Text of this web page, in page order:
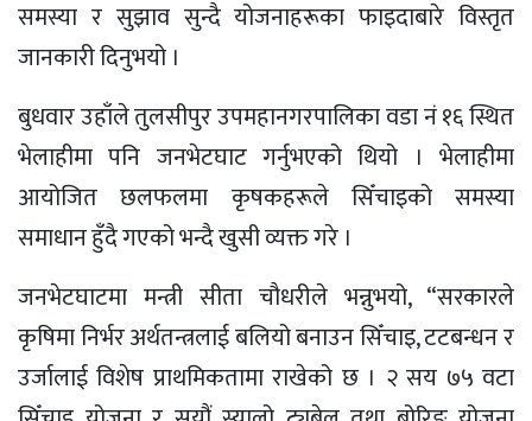
समस्या र सुझाव सुन्दै योजनाहरूका फाइदाबारे विस्तृत
जानकारी दिनुभयो ।
बुधवार उहाँले तुलसीपुर उपमहानगरपालिका वडा नं १६ स्थित
भेलाहीमा पनि जनभेटघाट गर्नुभएको थियो । भेलाहीमा
आयोजित छलफलमा कृषकहरूले सिँचाइको समस्या
समाधान हुँदै गएको भन्दै खुसी व्यक्त गरे ।
जनभेटघाटमा मन्त्री सीता चौधरीले भन्नुभयो, “सरकारले
कृषिमा निर्भर अर्थतन्त्रलाई बलियो बनाउन सिँचाइ, टटबन्धन र
उर्जालाई विशेष प्राथमिकतामा राखेको छ । २ सय ७५ वटा